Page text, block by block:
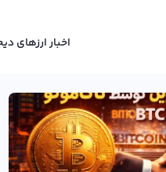
اخبار ارزهای